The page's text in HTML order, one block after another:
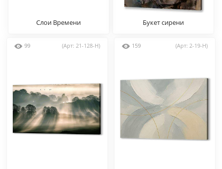
Слои Времени Букет сирени
99 (Арт: 21-128-H) 159 (Арт: 2-19-H)